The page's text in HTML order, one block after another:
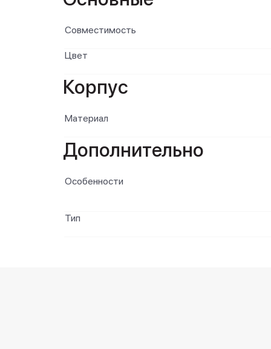
Совместимость
Цвет
Корпус
Материал
Дополнительно
Особенности
Тип